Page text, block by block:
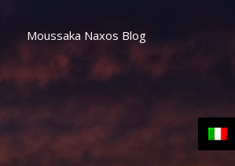
Moussaka Naxos Blog
Moussaka Naxos Blog